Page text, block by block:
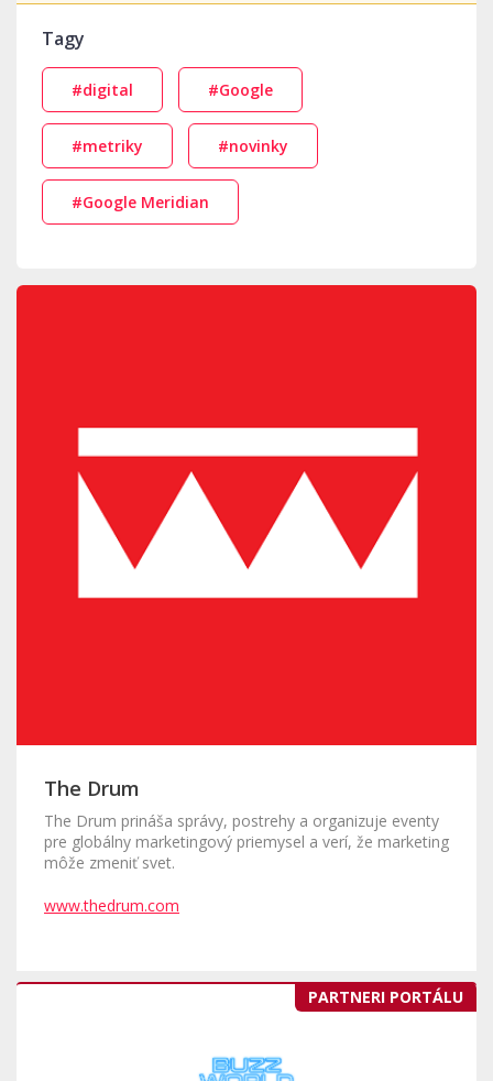
Tagy
#digital #Google
#metriky #novinky
#Google Meridian
The Drum
The Drum prináša správy, postrehy a organizuje eventy
pre globálny marketingový priemysel a verí, že marketing
môže zmeniť svet.
www.thedrum.com
PARTNERI PORTÁLU